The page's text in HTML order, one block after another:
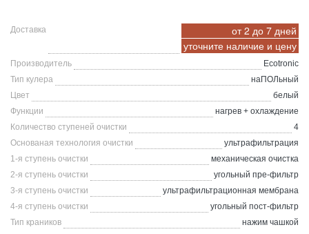
Доставка
от 2 до 7 дней
уточните наличие и цену
Производитель
Ecotronic
Тип кулера
наПОЛьный
Цвет
белый
Функции
нагрев + охлаждение
Количество ступеней очистки
4
Основаная технология очистки
ультрафильтрация
1-я ступень очистки
механическая очистка
2-я ступень очистки
угольный пре-фильтр
3-я ступень очистки
ультрафильтрационная мембрана
4-я ступень очистки
угольный пост-фильтр
Тип краников
нажим чашкой